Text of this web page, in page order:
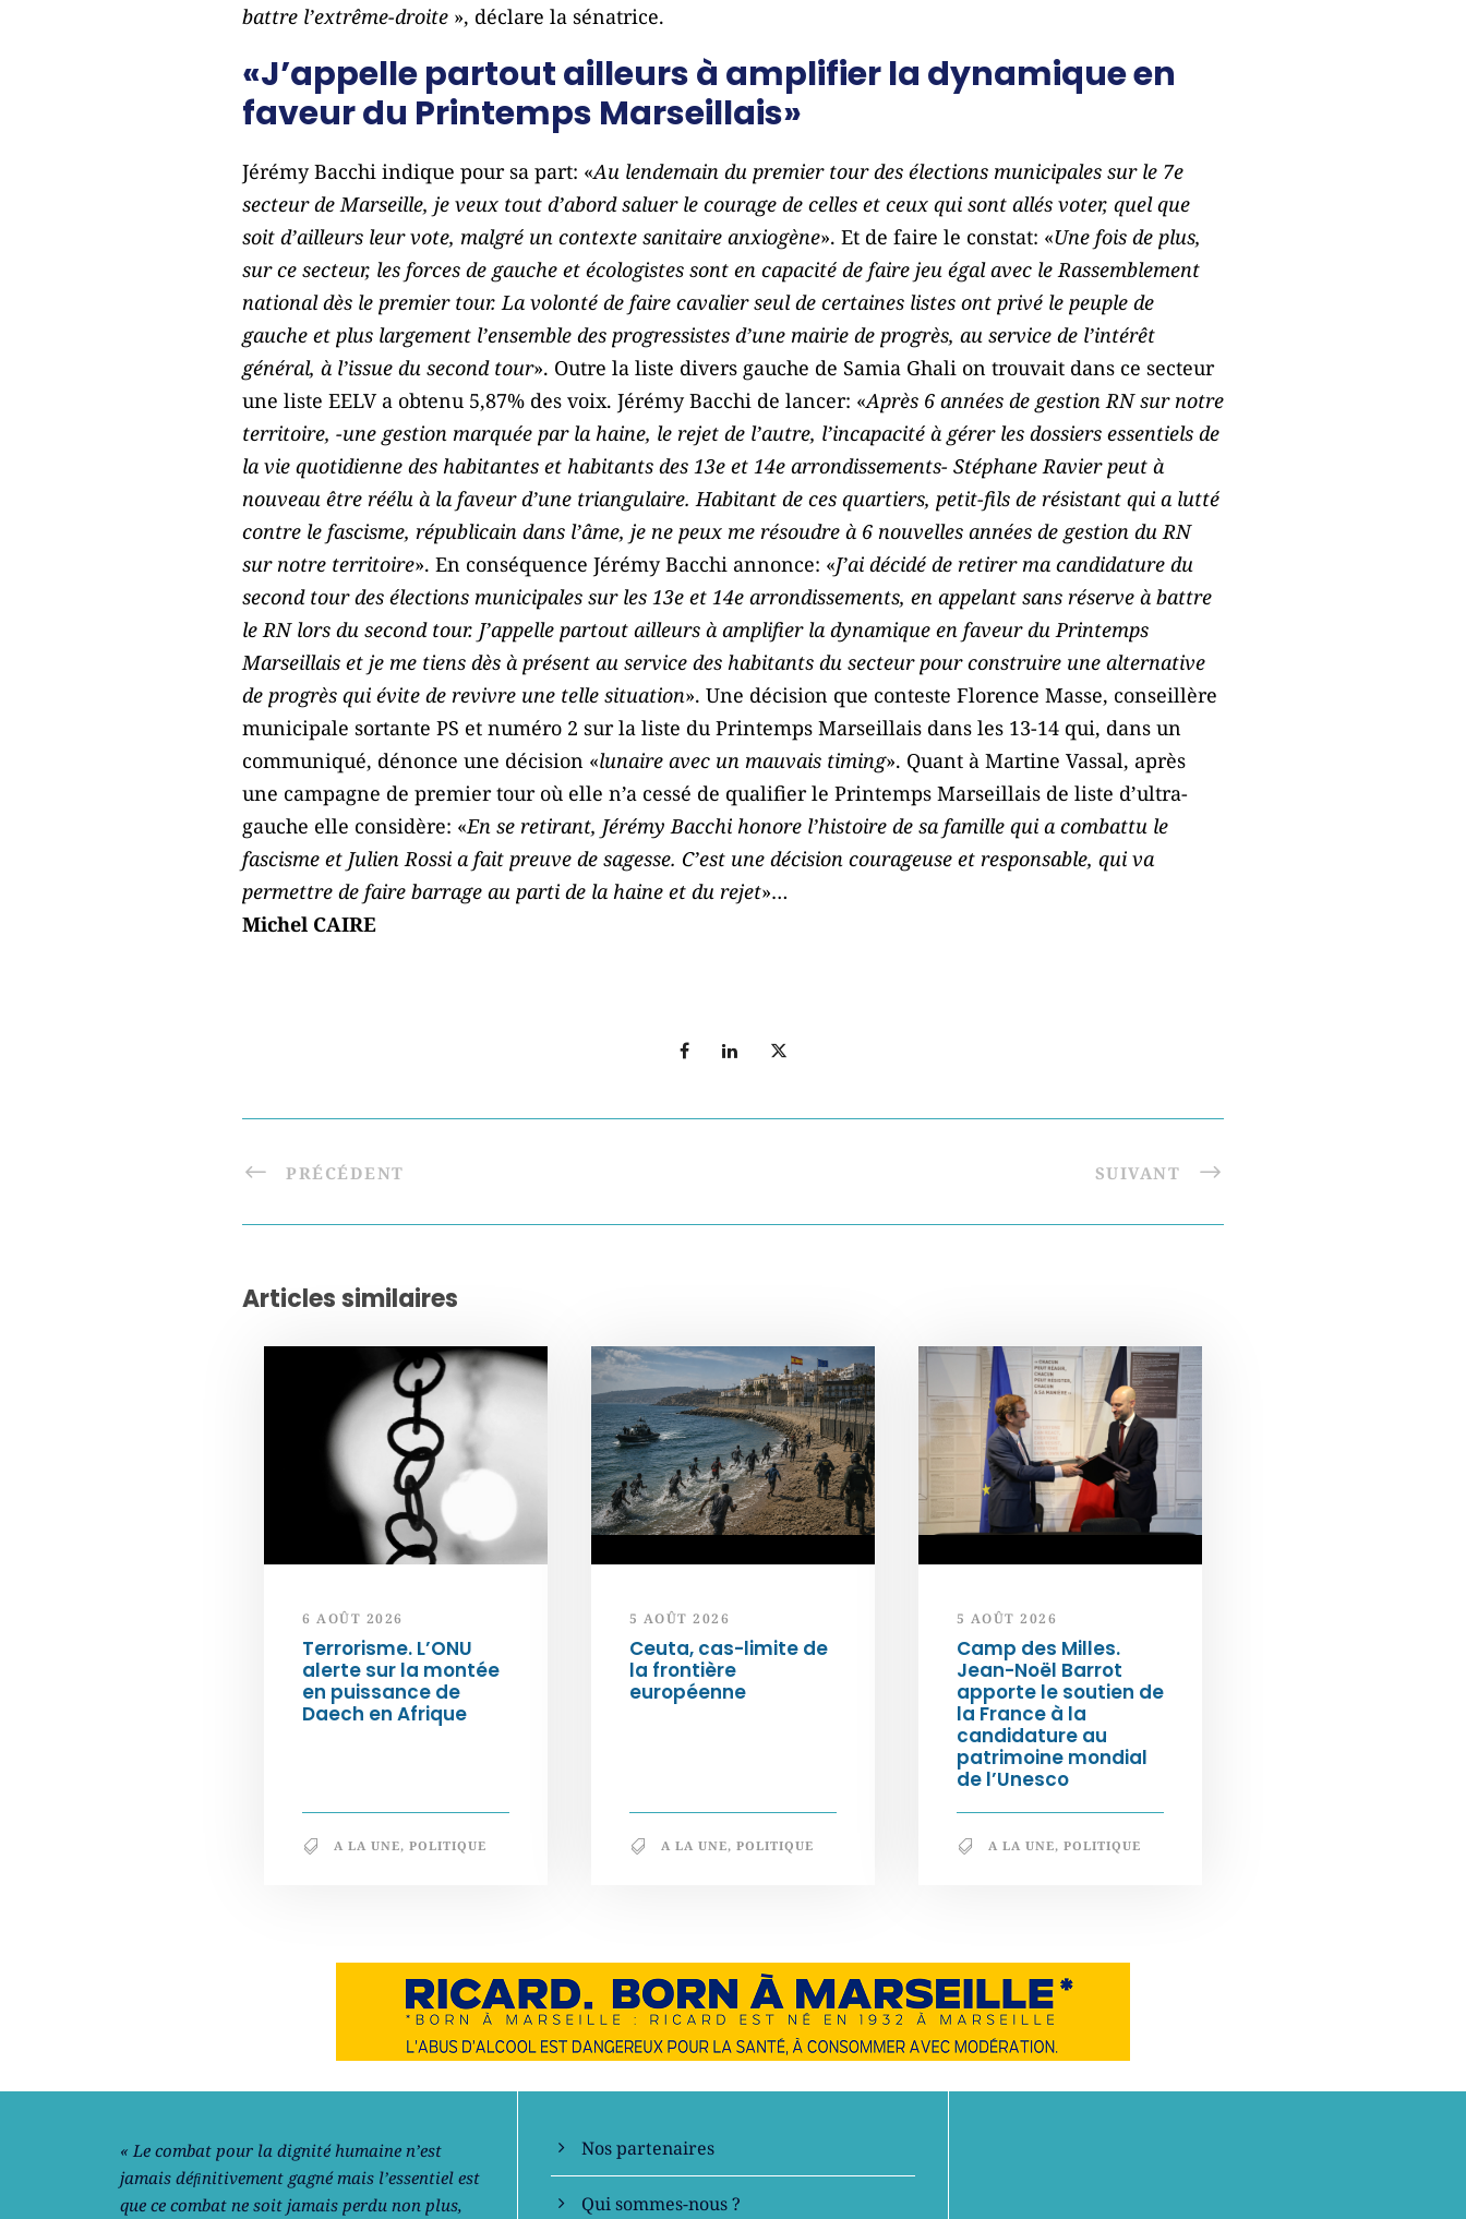
battre l’extrême-droite », déclare la sénatrice.
«J’appelle partout ailleurs à amplifier la dynamique en
faveur du Printemps Marseillais»
Jérémy Bacchi indique pour sa part: «Au lendemain du premier tour des élections municipales sur le 7e
secteur de Marseille, je veux tout d’abord saluer le courage de celles et ceux qui sont allés voter, quel que
soit d’ailleurs leur vote, malgré un contexte sanitaire anxiogène». Et de faire le constat: «Une fois de plus,
sur ce secteur, les forces de gauche et écologistes sont en capacité de faire jeu égal avec le Rassemblement
national dès le premier tour. La volonté de faire cavalier seul de certaines listes ont privé le peuple de
gauche et plus largement l’ensemble des progressistes d’une mairie de progrès, au service de l’intérêt
général, à l’issue du second tour». Outre la liste divers gauche de Samia Ghali on trouvait dans ce secteur
une liste EELV a obtenu 5,87% des voix. Jérémy Bacchi de lancer: «Après 6 années de gestion RN sur notre
territoire, -une gestion marquée par la haine, le rejet de l’autre, l’incapacité à gérer les dossiers essentiels de
la vie quotidienne des habitantes et habitants des 13e et 14e arrondissements- Stéphane Ravier peut à
nouveau être réélu à la faveur d’une triangulaire. Habitant de ces quartiers, petit-fils de résistant qui a lutté
contre le fascisme, républicain dans l’âme, je ne peux me résoudre à 6 nouvelles années de gestion du RN
sur notre territoire». En conséquence Jérémy Bacchi annonce: «J’ai décidé de retirer ma candidature du
second tour des élections municipales sur les 13e et 14e arrondissements, en appelant sans réserve à battre
le RN lors du second tour. J’appelle partout ailleurs à amplifier la dynamique en faveur du Printemps
Marseillais et je me tiens dès à présent au service des habitants du secteur pour construire une alternative
de progrès qui évite de revivre une telle situation». Une décision que conteste Florence Masse, conseillère
municipale sortante PS et numéro 2 sur la liste du Printemps Marseillais dans les 13-14 qui, dans un
communiqué, dénonce une décision «lunaire avec un mauvais timing». Quant à Martine Vassal, après
une campagne de premier tour où elle n’a cessé de qualifier le Printemps Marseillais de liste d’ultra-
gauche elle considère: «En se retirant, Jérémy Bacchi honore l’histoire de sa famille qui a combattu le
fascisme et Julien Rossi a fait preuve de sagesse. C’est une décision courageuse et responsable, qui va
permettre de faire barrage au parti de la haine et du rejet»…
Michel CAIRE
PRÉCÉDENT SUIVANT
Articles similaires
6 AOÛT 2026
Terrorisme. L’ONU
alerte sur la montée
en puissance de
Daech en Afrique
A LA UNE, POLITIQUE
5 AOÛT 2026
Ceuta, cas-limite de
la frontière
européenne
A LA UNE, POLITIQUE
5 AOÛT 2026
Camp des Milles.
Jean-Noël Barrot
apporte le soutien de
la France à la
candidature au
patrimoine mondial
de l’Unesco
A LA UNE, POLITIQUE
Notre philosophie
« Le combat pour la dignité humaine n’est
jamais déﬁnitivement gagné mais l’essentiel est
que ce combat ne soit jamais perdu non plus,
En savoir +
Nos partenaires
Qui sommes-nous ?